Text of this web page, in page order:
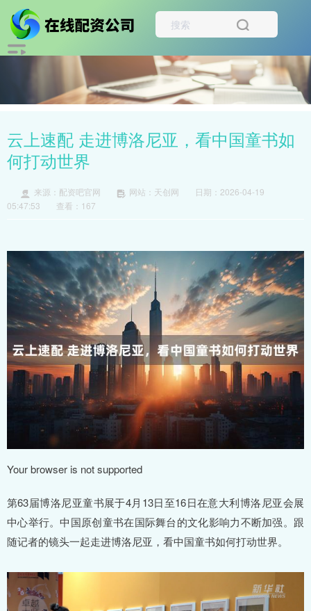
云上速配 走进博洛尼亚，看中国童书如
何打动世界
来源：配资吧官网 网站：天创网
日期：2026-04-19
05:47:53
查看：167
Your browser is not supported
第63届博洛尼亚童书展于4月13日至16日在意大利博洛尼亚会展
中心举行。中国原创童书在国际舞台的文化影响力不断加强。跟
随记者的镜头一起走进博洛尼亚，看中国童书如何打动世界。